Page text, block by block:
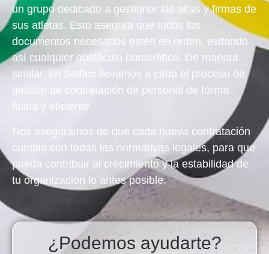
un grupo dedicado a gestionar las altas y firmas de
sus atletas. Esto asegura que todos los
documentos necesarios estén en orden, evitando
así cualquier obstáculo burocrático. De manera
similar, en Solfico llevamos a cabo el proceso de
gestión de contratación de personal de forma
fluida y eficiente.
Nos aseguramos de que cada nueva contratación
cumpla con todas las normativas legales, para que
pueda contribuir al crecimiento y la estabilidad de
tu organización lo antes posible.
¿Podemos ayudarte?